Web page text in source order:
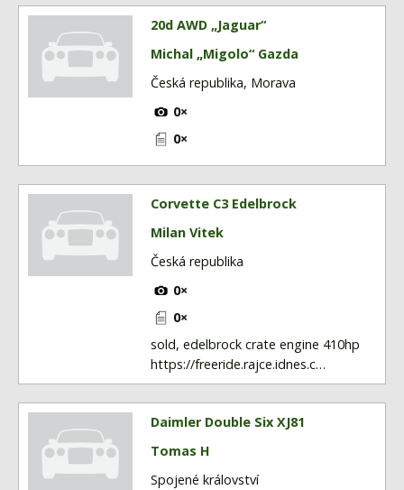
20d AWD „Jaguar“
Michal „Migolo“ Gazda
Česká republika, Morava
0×
0×
Corvette C3 Edelbrock
Milan Vitek
Česká republika
0×
0×
sold, edelbrock crate engine 410hp
https://freeride.rajce.idnes.c…
Daimler Double Six XJ81
Tomas H
Spojené království